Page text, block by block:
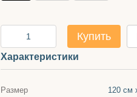
Купить
Характеристики
Размер
120 см